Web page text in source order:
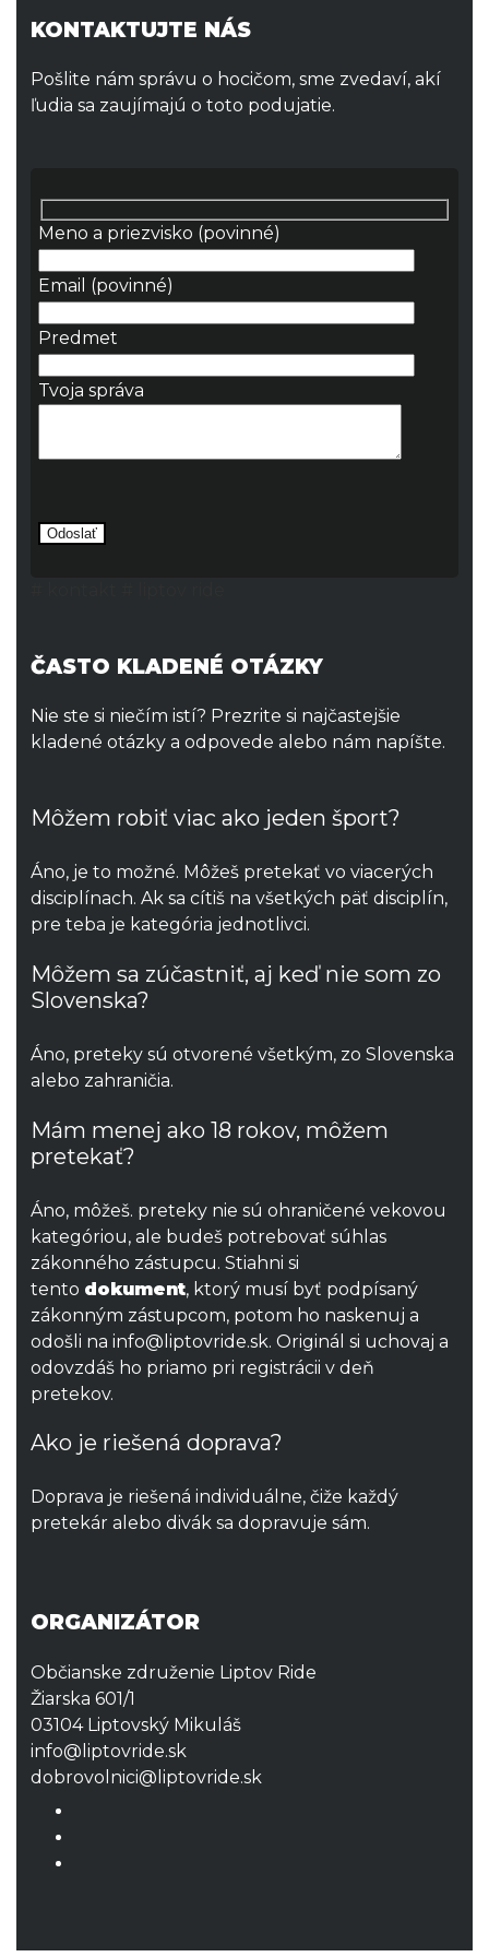
KONTAKTUJTE NÁS
Pošlite nám správu o hocičom, sme zvedaví, akí
ľudia sa zaujímajú o toto podujatie.
Meno a priezvisko (povinné)
Email (povinné)
Predmet
Tvoja správa
ČASTO KLADENÉ OTÁZKY
Nie ste si niečím istí? Prezrite si najčastejšie
kladené otázky a odpovede alebo nám napíšte.
Môžem robiť viac ako jeden šport?
Áno, je to možné. Môžeš pretekať vo viacerých
disciplínach. Ak sa cítiš na všetkých päť disciplín,
pre teba je kategória jednotlivci.
Môžem sa zúčastniť, aj keď nie som zo
Slovenska?
Áno, preteky sú otvorené všetkým, zo Slovenska
alebo zahraničia.
Mám menej ako 18 rokov, môžem
pretekať?
Áno, môžeš. preteky nie sú ohraničené vekovou
kategóriou, ale budeš potrebovať súhlas
zákonného zástupcu. Stiahni si
tento dokument, ktorý musí byť podpísaný
zákonným zástupcom, potom ho naskenuj a
odošli na info@liptovride.sk. Originál si uchovaj a
odovzdáš ho priamo pri registrácii v deň
pretekov.
Ako je riešená doprava?
Doprava je riešená individuálne, čiže každý
pretekár alebo divák sa dopravuje sám.
ORGANIZÁTOR
Občianske združenie Liptov Ride
Žiarska 601/1
03104 Liptovský Mikuláš
info@liptovride.sk
dobrovolnici@liptovride.sk